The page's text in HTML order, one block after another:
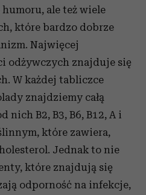
ale też wiele
które bardzo dobrze
Najwięcej
odżywczych znajduje się
W każdej tabliczce
znajdziemy całą
nich B2, B3, B6, B12, A i
które zawiera,
Jednak to nie
które znajdują się
odporność na infekcje,